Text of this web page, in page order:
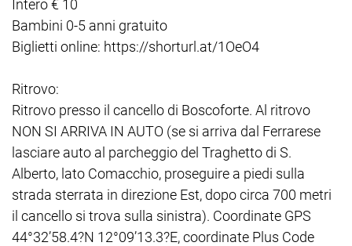
Intero € 10
Bambini 0-5 anni gratuito
Biglietti online: https://shorturl.at/1OeO4
Ritrovo:
Ritrovo presso il cancello di Boscoforte. Al ritrovo
NON SI ARRIVA IN AUTO (se si arriva dal Ferrarese
lasciare auto al parcheggio del Traghetto di S.
Alberto, lato Comacchio, proseguire a piedi sulla
strada sterrata in direzione Est, dopo circa 700 metri
il cancello si trova sulla sinistra). Coordinate GPS
44°32’58.4?N 12°09’13.3?E, coordinate Plus Code